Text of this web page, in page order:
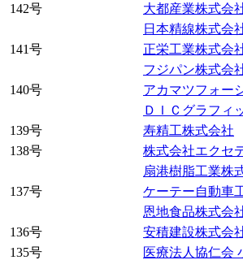
142号
大都産業株式会
日本精線株式会
141号
正栄工業株式会
フジパン株式会
140号
アカマツフォー
ＤＩＣグラフィ
139号
寿精工株式会社
138号
株式会社エクセ
扇港樹脂工業株
137号
ケーテー自動車
恩地食品株式会
136号
安積建設株式会
135号
医療法人協仁会